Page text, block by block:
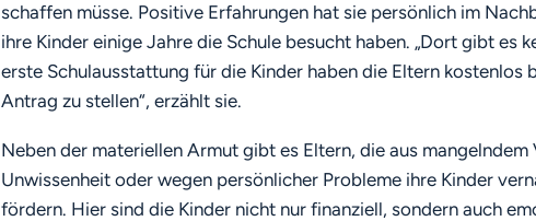
schaffen müsse. Positive Erfahrungen hat sie persönlich im
ihre Kinder einige Jahre die Schule besucht haben. „Dort gibt es
erste Schulausstattung für die Kinder haben die Eltern kostenlos
Antrag zu stellen“, erzählt sie.
Neben der materiellen Armut gibt es Eltern, die aus
Unwissenheit oder wegen persönlicher Probleme ihre Kinder
fördern. Hier sind die Kinder nicht nur finanziell, sondern auch